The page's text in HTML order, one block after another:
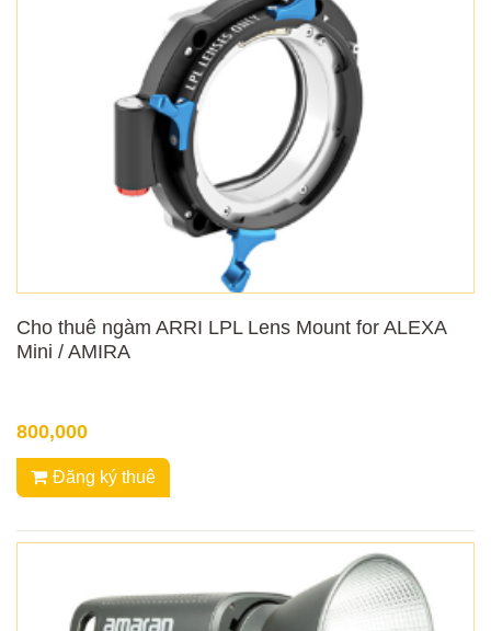
Cho thuê ngàm ARRI LPL Lens Mount for ALEXA
Mini / AMIRA
800,000
Đăng ký thuê